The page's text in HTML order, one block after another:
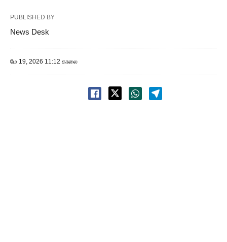
PUBLISHED BY
News Desk
மே 19, 2026 11:12 காலை